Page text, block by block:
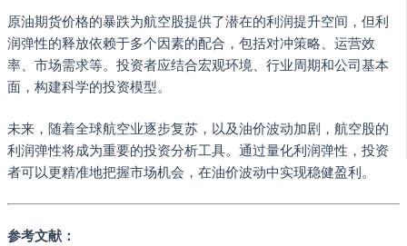
原油期货价格的暴跌为航空股提供了潜在的利润提升空间，但利
润弹性的释放依赖于多个因素的配合，包括对冲策略、运营效
率、市场需求等。投资者应结合宏观环境、行业周期和公司基本
面，构建科学的投资模型。
未来，随着全球航空业逐步复苏，以及油价波动加剧，航空股的
利润弹性将成为重要的投资分析工具。通过量化利润弹性，投资
者可以更精准地把握市场机会，在油价波动中实现稳健盈利。
参考文献：